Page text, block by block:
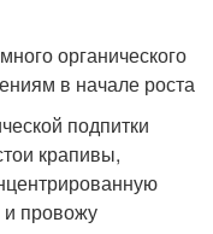
органического
в начале роста
подпитки
крапивы,
и провожу